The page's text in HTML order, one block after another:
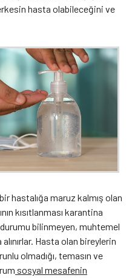
hasta olabileceğini ve
bir hastalığa maruz kalmış olan
kısıtlanması karantina
bilinmeyen, muhtemel
Hasta olan bireylerin
olmadığı, temasın ve
sosyal mesafenin